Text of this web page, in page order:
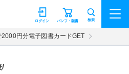
パンフ・願書
ログイン 検索
2000円分電子図書カードGET
/